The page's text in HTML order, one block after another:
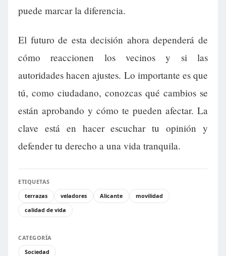
puede marcar la diferencia.
El futuro de esta decisión ahora dependerá de
cómo reaccionen los vecinos y si las
autoridades hacen ajustes. Lo importante es que
tú, como ciudadano, conozcas qué cambios se
están aprobando y cómo te pueden afectar. La
clave está en hacer escuchar tu opinión y
defender tu derecho a una vida tranquila.
ETIQUETAS
terrazas
veladores Alicante
movilidad
calidad de vida
CATEGORÍA
Sociedad